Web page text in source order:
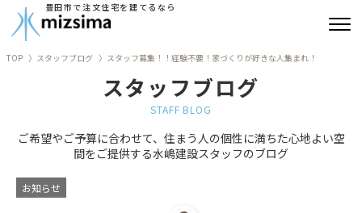
豊田市で注文住宅を建てるなら
リフォーム
古民家再生
TOP スタッフブログ スタッフ募集！！経験不要！家づくりが好きな人集まれ！
スタッフブログ
STAFF BLOG
ご希望やご予算に合わせて、住まう人の個性に満ちた心地よい空
間をご提供する水嶋建設スタッフのブログ
お知らせ